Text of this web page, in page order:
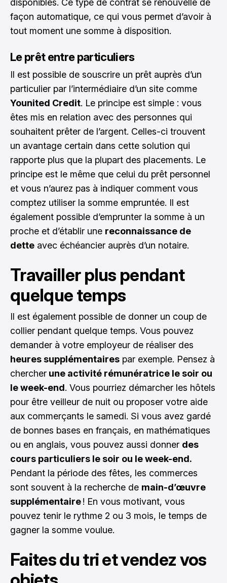
disponibles. Ce type de contrat se renouvelle de
façon automatique, ce qui vous permet d’avoir à
tout moment une somme à disposition.
Le prêt entre particuliers
Il est possible de souscrire un prêt auprès d’un
particulier par l’intermédiaire d’un site comme
Younited Credit. Le principe est simple : vous
êtes mis en relation avec des personnes qui
souhaitent prêter de l’argent. Celles-ci trouvent
un avantage certain dans cette solution qui
rapporte plus que la plupart des placements. Le
principe est le même que celui du prêt personnel
et vous n’aurez pas à indiquer comment vous
comptez utiliser la somme empruntée. Il est
également possible d’emprunter la somme à un
proche et d’établir une reconnaissance de
dette avec échéancier auprès d’un notaire.
Travailler plus pendant
quelque temps
Il est également possible de donner un coup de
collier pendant quelque temps. Vous pouvez
demander à votre employeur de réaliser des
heures supplémentaires par exemple. Pensez à
chercher une activité rémunératrice le soir ou
le week-end. Vous pourriez démarcher les hôtels
pour être veilleur de nuit ou proposer votre aide
aux commerçants le samedi. Si vous avez gardé
de bonnes bases en français, en mathématiques
ou en anglais, vous pouvez aussi donner des
cours particuliers le soir ou le week-end.
Pendant la période des fêtes, les commerces
sont souvent à la recherche de main-d’œuvre
supplémentaire! En vous motivant, vous
pouvez tenir le rythme 2 ou 3 mois, le temps de
gagner la somme voulue.
Faites du tri et vendez vos